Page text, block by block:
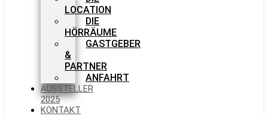
LOCATION
DIE
HÖRRÄUME
GASTGEBER
&
PARTNER
ANFAHRT
AUSSTELLER
2025
KONTAKT